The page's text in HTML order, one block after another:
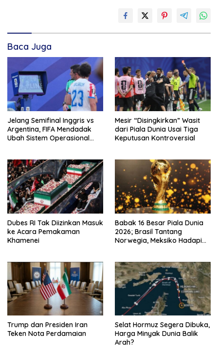
Baca Juga
Jelang Semifinal Inggris vs
Argentina, FIFA Mendadak
Ubah Sistem Operasional
Mesir “Disingkirkan” Wasit
dari Piala Dunia Usai Tiga
Keputusan Kontroversial
Dubes RI Tak Diizinkan Masuk
ke Acara Pemakaman
Khamenei
Babak 16 Besar Piala Dunia
2026; Brasil Tantang
Norwegia, Meksiko Hadapi
Trump dan Presiden Iran
Teken Nota Perdamaian
Selat Hormuz Segera Dibuka,
Harga Minyak Dunia Balik
Arah?